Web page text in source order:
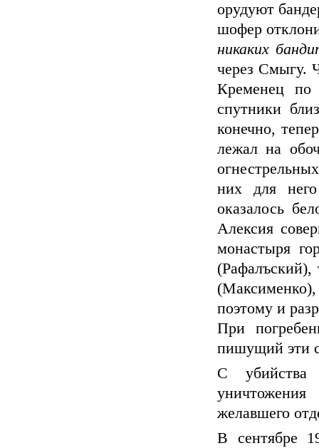
орудуют
шофер
никаких
через Смыгу.
Кременец по
спутники
конечно,
лежал на
них для
оказалось
Алексия
монастыря
(Рафалъский),
поэтому и
При
пишущий эти
С убийства
уничтожения
желавшего
В сентябре